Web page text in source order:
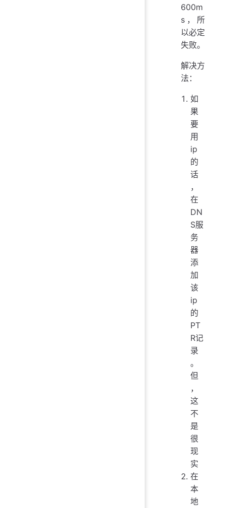
600m
s，所
以必定
失败。
解决方
法：
如
果
要
用
ip
的
话
，
在
DN
S服
务
器
添
加
该
ip
的
PT
R记
录
。
但
，
这
不
是
很
现
实
在
本
地